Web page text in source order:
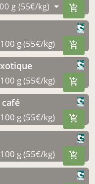
g (55€/kg)
100 g (55€/kg)
100 g (55€/kg)
100 g (55€/kg)
100 g (55€/kg)